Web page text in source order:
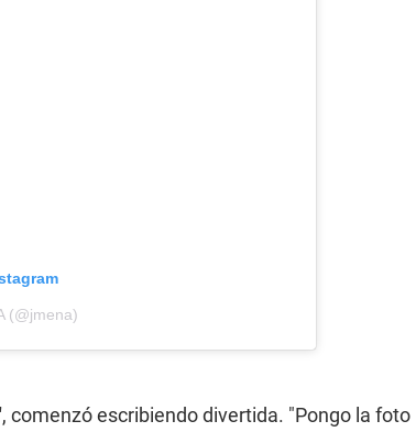
(@jmena)
, comenzó escribiendo divertida. "Pongo la foto